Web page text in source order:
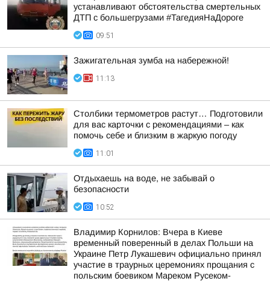
устанавливают обстоятельства смертельных
ДТП с большегрузами #ТагедияНаДороге
09:51
Зажигательная зумба на набережной!
11:13
Столбики термометров растут… Подготовили
для вас карточки с рекомендациями – как
помочь себе и близким в жаркую погоду
11:01
Отдыхаешь на воде, не забывай о
безопасности
10:52
Владимир Корнилов: Вчера в Киеве
временный поверенный в делах Польши на
Украине Петр Лукашевич официально принял
участие в траурных церемониях прощания с
польским боевиком Мареком Русеком-